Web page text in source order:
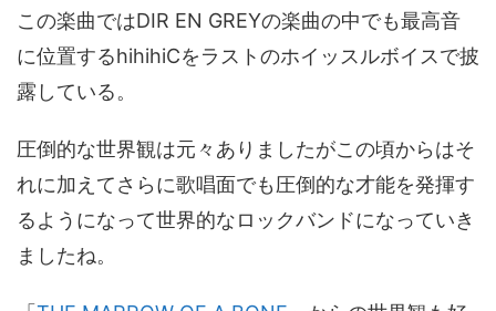
この楽曲ではDIR EN GREYの楽曲の中でも最高音
に位置するhihihiCをラストのホイッスルボイスで披
露している。
圧倒的な世界観は元々ありましたがこの頃からはそ
れに加えてさらに歌唱面でも圧倒的な才能を発揮す
るようになって世界的なロックバンドになっていき
ましたね。